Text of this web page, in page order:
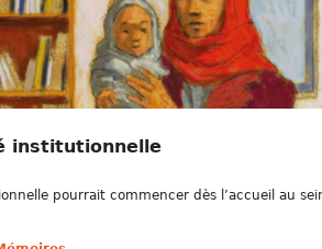
institutionnelle
pourrait commencer dès l’accueil au